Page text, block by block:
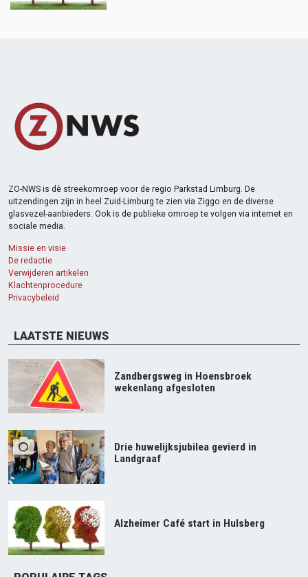
ZO-NWS is dè streekomroep voor de regio Parkstad Limburg. De
uitzendingen zijn in heel Zuid-Limburg te zien via Ziggo en de diverse
glasvezel-aanbieders. Ook is de publieke omroep te volgen via internet en
sociale media.
Missie en visie
De redactie
Verwijderen artikelen
Klachtenprocedure
Privacybeleid
LAATSTE NIEUWS
Zandbergsweg in Hoensbroek
wekenlang afgesloten
Drie huwelijksjubilea gevierd in
Landgraaf
Alzheimer Café start in Hulsberg